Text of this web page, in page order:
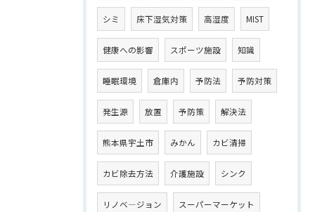
シミ 床下湿気対策 高湿度 MIST
健康への影響 スポーツ施設 知識
睡眠環境 倉庫内 予防法 予防対策
発生源 放置 予防策 解決法
熊本県宇土市 みかん カビ清掃
カビ除去方法 介護施設 シンク
リノベ―ジョン スーパーマーケット